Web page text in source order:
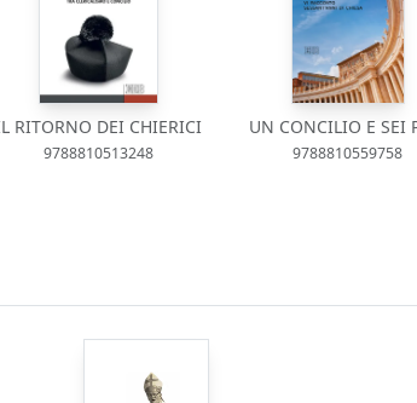
RITORNO DEI CHIERICI
9788810513248
UN CONCILIO E SEI
9788810559758